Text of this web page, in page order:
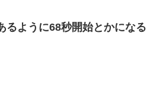
るように68秒開始とかになる